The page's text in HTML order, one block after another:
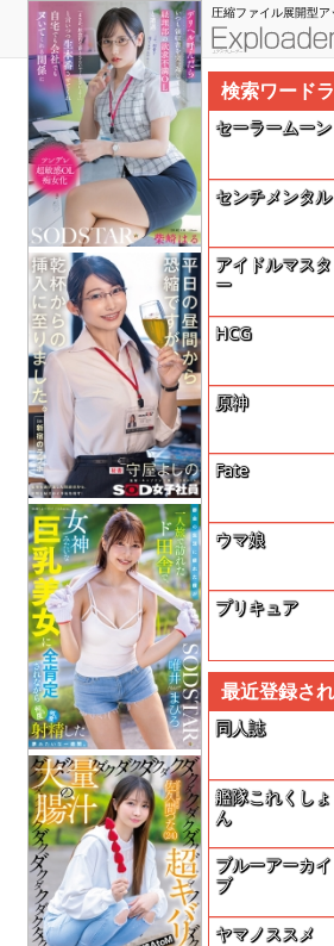
圧縮ファイル展開型
検索ワード
セーラームーン
センチメンタル
アイドルマスタ
ー
HCG
原神
Fate
ウマ娘
プリキュア
最近登録さ
同人誌
艦隊これくしょ
ん
ブルーアーカイ
ブ
ヤマノススメ